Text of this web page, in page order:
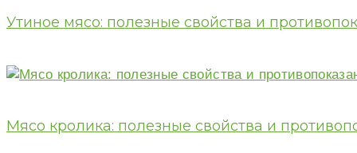
Утиное мясо: полезные свойства и
Мясо кролика: полезные свойства и